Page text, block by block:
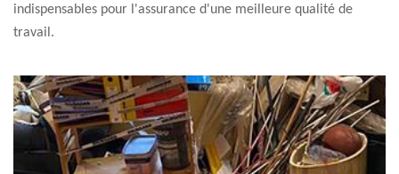
indispensables pour l'assurance d'une meilleure qualité de
travail.